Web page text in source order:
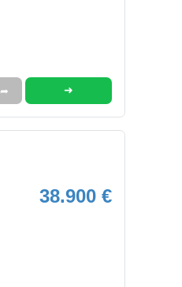
➦ ➜
38.900 €